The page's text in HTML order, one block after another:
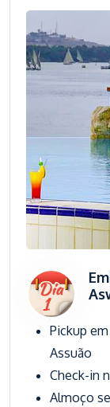
Pickup
Assuão
Check-in
Almoço